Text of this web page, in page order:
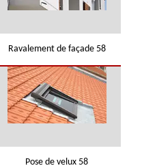
Ravalement de façade 58
Pose de velux 58